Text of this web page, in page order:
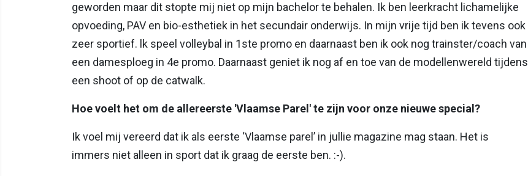
geworden maar dit stopte mij niet op mijn bachelor te behalen. Ik ben leerkracht lichamelijke
opvoeding, PAV en bio-esthetiek in het secundair onderwijs. In mijn vrije tijd ben ik tevens ook
zeer sportief. lk speel volleybal in 1ste promo en daarnaast ben ik ook nog trainster/coach van
een damesploeg in 4e promo. Daarnaast geniet ik nog af en toe van de modellenwereld tijdens
een shoot of op de catwalk.
Hoe voelt het om de allereerste 'Vlaamse Parel' te zijn voor onze nieuwe special?
Ik voel mij vereerd dat ik als eerste ‘Vlaamse parel’ in jullie magazine mag staan. Het is
immers niet alleen in sport dat ik graag de eerste ben. :-).